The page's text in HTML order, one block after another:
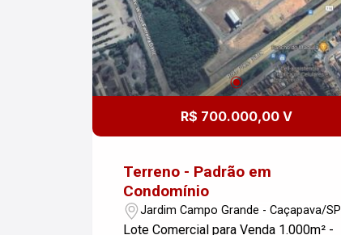
apresentar este imóvel.
R$ 700.000,00 V
Terreno - Padrão em
Condomínio
Jardim Campo Grande - Caçapava/SP
Lote Comercial para Venda 1.000m² -